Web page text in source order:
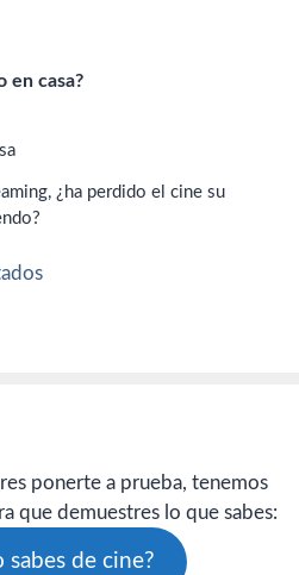
en casa?
el cine su
ponerte a prueba, tenemos
que demuestres lo que sabes:
sabes de cine?